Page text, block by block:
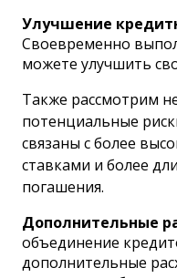
Улучшение
Своевременно
можете улучшить
Также рассмотрим
потенциальные
связаны с более
ставками и более
погашения.
Дополнительные
объединение
дополнительные